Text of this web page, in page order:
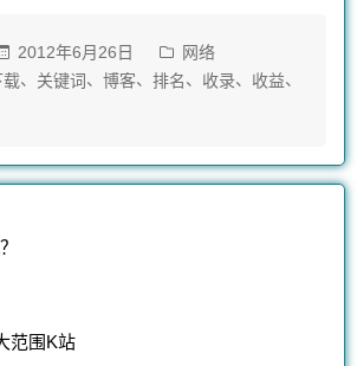
2012年6月26日
发
布
网络
载、 关键词、 博客、 排名、 收录、 收益、
范围K站